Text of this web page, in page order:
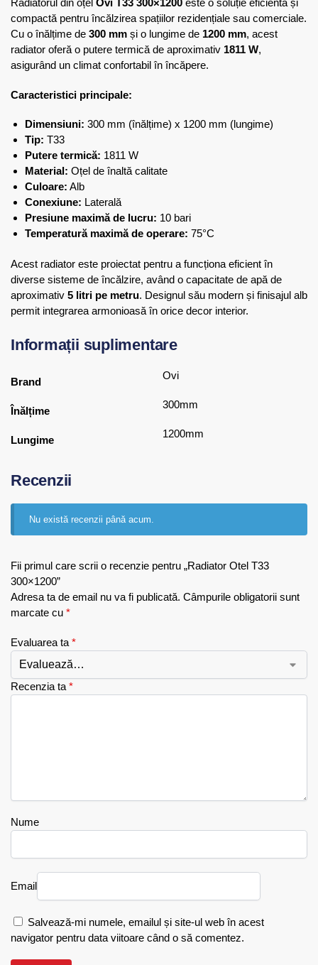
Radiatorul din oțel Ovi T33 300×1200 este o soluție eficientă și
compactă pentru încălzirea spațiilor rezidențiale sau comerciale.
Cu o înălțime de 300 mm și o lungime de 1200 mm, acest
radiator oferă o putere termică de aproximativ 1811 W,
asigurând un climat confortabil în încăpere.
Caracteristici principale:
Dimensiuni: 300 mm (înălțime) x 1200 mm (lungime)
Tip: T33
Putere termică: 1811 W
Material: Oțel de înaltă calitate
Culoare: Alb
Conexiune: Laterală
Presiune maximă de lucru: 10 bari
Temperatură maximă de operare: 75°C
Acest radiator este proiectat pentru a funcționa eficient în
diverse sisteme de încălzire, având o capacitate de apă de
aproximativ 5 litri pe metru. Designul său modern și finisajul alb
permit integrarea armonioasă în orice decor interior.
Informații suplimentare
Brand
Ovi
Înălțime
300mm
Lungime
1200mm
Recenzii
Nu există recenzii până acum.
Fii primul care scrii o recenzie pentru „Radiator Otel T33
300×1200”
Adresa ta de email nu va fi publicată. Câmpurile obligatorii sunt
marcate cu *
Evaluarea ta *
Recenzia ta *
Nume
Email
Salvează-mi numele, emailul și site-ul web în acest
navigator pentru data viitoare când o să comentez.